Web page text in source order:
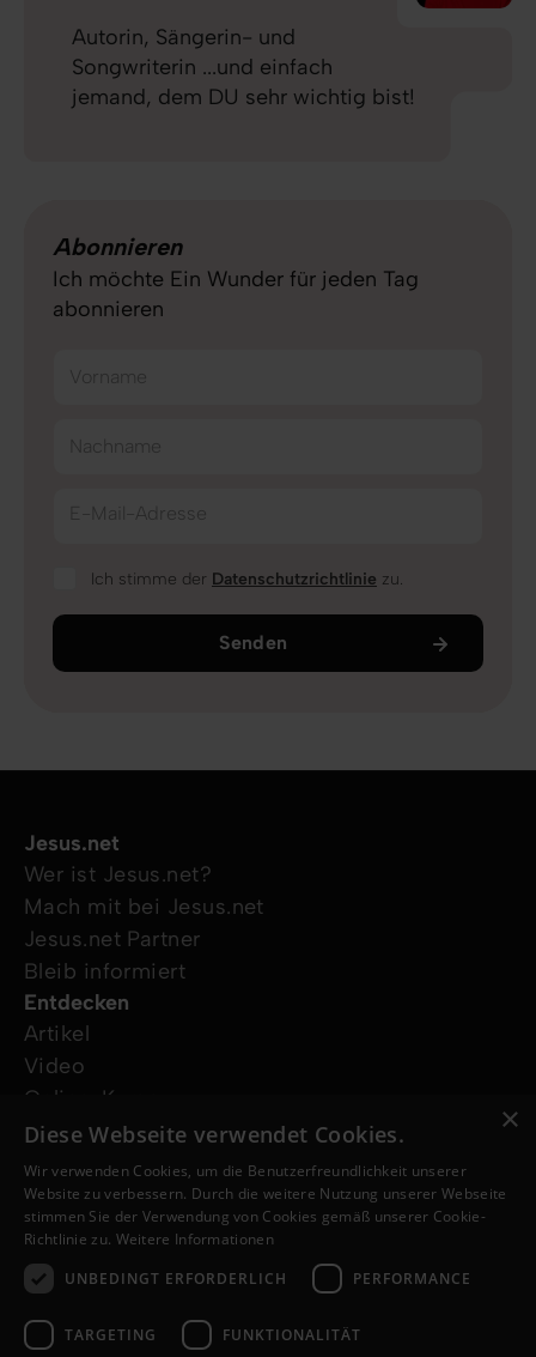
Autorin, Sängerin- und
Songwriterin ...und einfach
jemand, dem DU sehr wichtig bist!
Abonnieren
Ich möchte Ein Wunder für jeden Tag
abonnieren
Vorname
Nachname
E-Mail-Adresse
Ich stimme der Datenschutzrichtlinie zu.
Senden
Jesus.net
Wer ist Jesus.net?
Mach mit bei Jesus.net
Jesus.net Partner
Bleib informiert
Entdecken
Artikel
Video
Online-Kurse
Unsere Projekte
Ich wünsche mir Gebet
Ich habe eine Frage
Folge uns
×
Diese Webseite verwendet Cookies.
Wir verwenden Cookies, um die Benutzerfreundlichkeit unserer
Website zu verbessern. Durch die weitere Nutzung unserer Webseite
stimmen Sie der Verwendung von Cookies gemäß unserer Cookie-
Richtlinie zu. Weitere Informationen
UNBEDINGT ERFORDERLICH
PERFORMANCE
TARGETING FUNKTIONALITÄT